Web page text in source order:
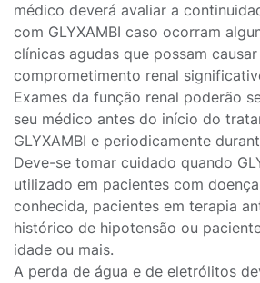
médico deverá avaliar a
com GLYXAMBI caso ocorram
clínicas agudas que possam causar
comprometimento renal
Exames da função renal poderão
seu médico antes do início do
GLYXAMBI e periodicamente
Deve-se tomar cuidado quando
utilizado em pacientes com
conhecida, pacientes em terapia
histórico de hipotensão ou
idade ou mais.
A perda de água e de eletrólitos